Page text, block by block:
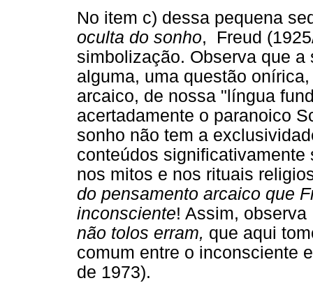
No item c) dessa pequena
oculta do sonho, Freud
simbolização. Observa que
alguma, uma questão
arcaico, de nossa "língua
acertadamente o paranoico
sonho não tem a
conteúdos
nos mitos e nos rituais
do pensamento arcaico que
inconsciente! Assim,
não tolos erram, que aqui
comum entre o inconsciente
de 1973).